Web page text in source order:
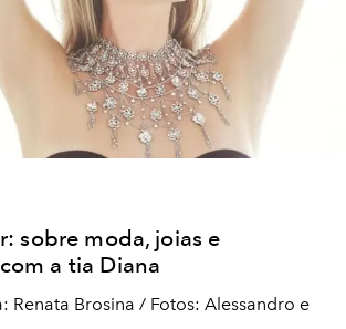
sobre moda, joias e
a tia Diana
Renata Brosina / Fotos: Alessandro e